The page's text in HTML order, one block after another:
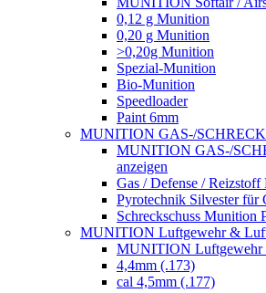
0,12 g Munition
0,20 g Munition
>0,20g Munition
Spezial-Munition
Bio-Munition
Speedloader
Paint 6mm
MUNITION GAS-/
MUNITION GAS-/
anzeigen
Gas / Defense /
Pyrotechnik Silvester für
Schreckschuss Munition
MUNITION Luftgewehr &
MUNITION Luftgewehr
4,4mm (.173)
cal 4,5mm (.177)